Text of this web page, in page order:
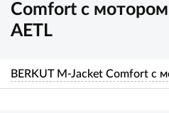
Comfort с мотором
AETL
BERKUT M-Jacket Comfort с